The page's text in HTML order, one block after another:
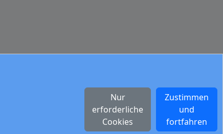
Zustimmen
und
fortfahren
Nur
erforderliche
Cookies